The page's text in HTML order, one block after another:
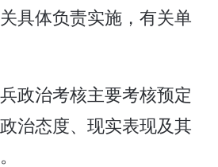
具体负责实施，有关单
政治考核主要考核预定
治态度、现实表现及其